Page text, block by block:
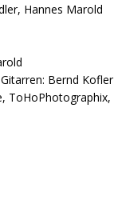
Hannes Marold
Bernd Kofler